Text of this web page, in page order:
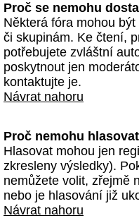
Proč se nemohu
Některá fóra mohou
či skupinám. Ke čtení,
potřebujete zvláštní
poskytnout jen
kontaktujte je.
Návrat nahoru
Proč nemohu
Hlasovat mohou jen
zkresleny výsledky).
nemůžete volit, zřejmě
nebo je hlasování již
Návrat nahoru